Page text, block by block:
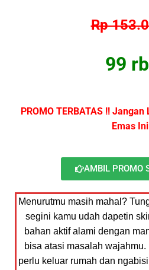
Rp
99
PROMO TERBATAS !!
Emas
AMBIL PROMO
Menurutmu masih mahal?
segini kamu udah dapetin
bahan aktif alami dengan
bisa atasi masalah
perlu keluar rumah dan